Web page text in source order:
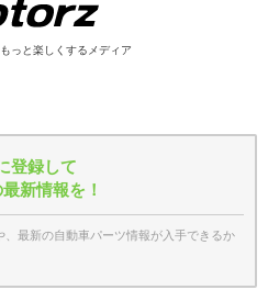
っと楽しくするメディア
登録して
新情報を！
最新の自動車パーツ情報が入手できるか